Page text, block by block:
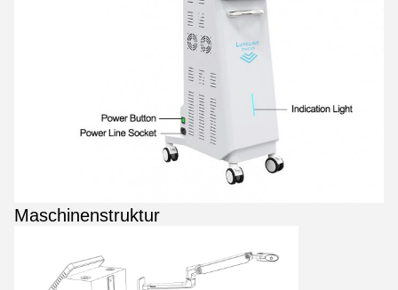
Maschinenstruktur